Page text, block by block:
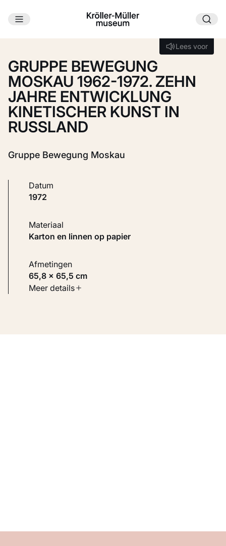
Ga naar hoofdinhoud
Lees voor
Lees voor
GRUPPE BEWEGUNG
MOSKAU 1962-1972. ZEHN
JAHRE ENTWICKLUNG
KINETISCHER KUNST IN
RUSSLAND
Gruppe Bewegung Moskau
Datum
1972
Materiaal
Karton en linnen op papier
Afmetingen
65,8 × 65,5 cm
Soort werk
Meer details